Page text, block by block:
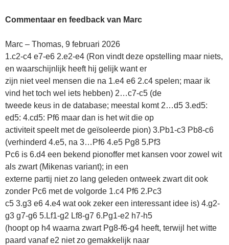
Commentaar en feedback van Marc
Marc – Thomas, 9 februari 2026
1.c2-c4 e7-e6 2.e2-e4 (Ron vindt deze opstelling maar niets,
en waarschijnlijk heeft hij gelijk want er
zijn niet veel mensen die na 1.e4 e6 2.c4 spelen; maar ik
vind het toch wel iets hebben) 2…c7-c5 (de
tweede keus in de database; meestal komt 2…d5 3.ed5:
ed5: 4.cd5: Pf6 maar dan is het wit die op
activiteit speelt met de geïsoleerde pion) 3.Pb1-c3 Pb8-c6
(verhinderd 4.e5, na 3…Pf6 4.e5 Pg8 5.Pf3
Pc6 is 6.d4 een bekend pionoffer met kansen voor zowel wit
als zwart (Mikenas variant); in een
externe partij niet zo lang geleden ontweek zwart dit ook
zonder Pc6 met de volgorde 1.c4 Pf6 2.Pc3
c5 3.g3 e6 4.e4 wat ook zeker een interessant idee is) 4.g2-
g3 g7-g6 5.Lf1-g2 Lf8-g7 6.Pg1-e2 h7-h5
(hoopt op h4 waarna zwart Pg8-f6-g4 heeft, terwijl het witte
paard vanaf e2 niet zo gemakkelijk naar